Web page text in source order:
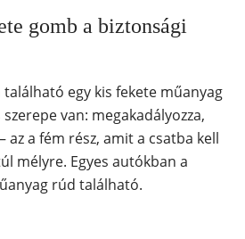
gomb a biztonsági
egy kis fekete műanyag
van: megakadályozza,
az a fém rész, amit a csatba kell
mélyre. Egyes autókban a
rúd található.